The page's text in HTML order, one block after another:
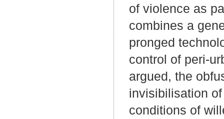
of violence as
combines a
pronged
control of peri-
argued, the
invisibilisation
conditions of